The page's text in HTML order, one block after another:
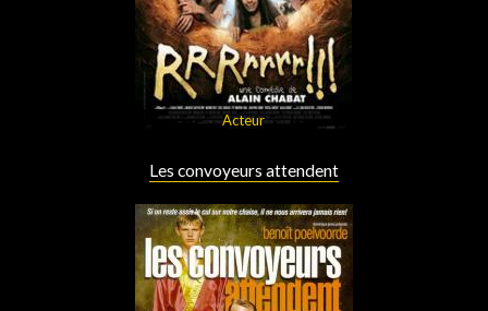
Acteur
Les convoyeurs attendent